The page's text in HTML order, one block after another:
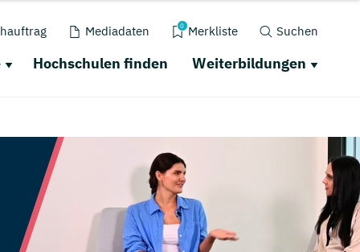
Mediadaten 0 Merkliste Suchen
Hochschulen finden Weiterbildungen